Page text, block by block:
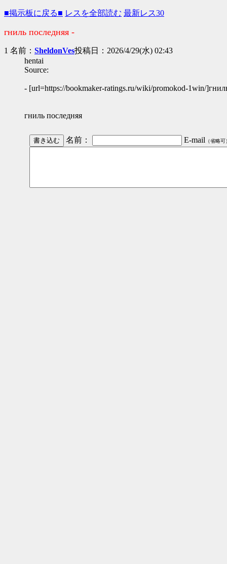
■掲示板に戻る■ レスを全部読む 最新レス30
гниль последняя -
1 名前： SheldonVes投稿日：2026/4/29(水) 02:43
hentai
Source:
- [url=https://bookmaker-ratings.ru/wiki/promokod-1win/
гниль последняя
名前： E-mail （省略可